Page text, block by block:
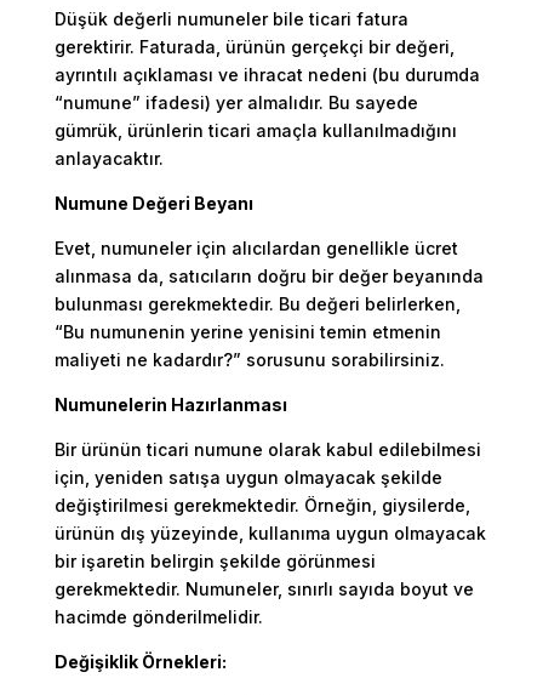
Düşük değerli numuneler bile ticari fatura
gerektirir. Faturada, ürünün gerçekçi bir değeri,
ayrıntılı açıklaması ve ihracat nedeni (bu durumda
“numune” ifadesi) yer almalıdır. Bu sayede
gümrük, ürünlerin ticari amaçla kullanılmadığını
anlayacaktır.
Numune Değeri Beyanı
Evet, numuneler için alıcılardan genellikle ücret
alınmasa da, satıcıların doğru bir değer beyanında
bulunması gerekmektedir. Bu değeri belirlerken,
“Bu numunenin yerine yenisini temin etmenin
maliyeti ne kadardır?” sorusunu sorabilirsiniz.
Numunelerin Hazırlanması
Bir ürünün ticari numune olarak kabul edilebilmesi
için, yeniden satışa uygun olmayacak şekilde
değiştirilmesi gerekmektedir. Örneğin, giysilerde,
ürünün dış yüzeyinde, kullanıma uygun olmayacak
bir işaretin belirgin şekilde görünmesi
gerekmektedir. Numuneler, sınırlı sayıda boyut ve
hacimde gönderilmelidir.
Değişiklik Örnekleri: